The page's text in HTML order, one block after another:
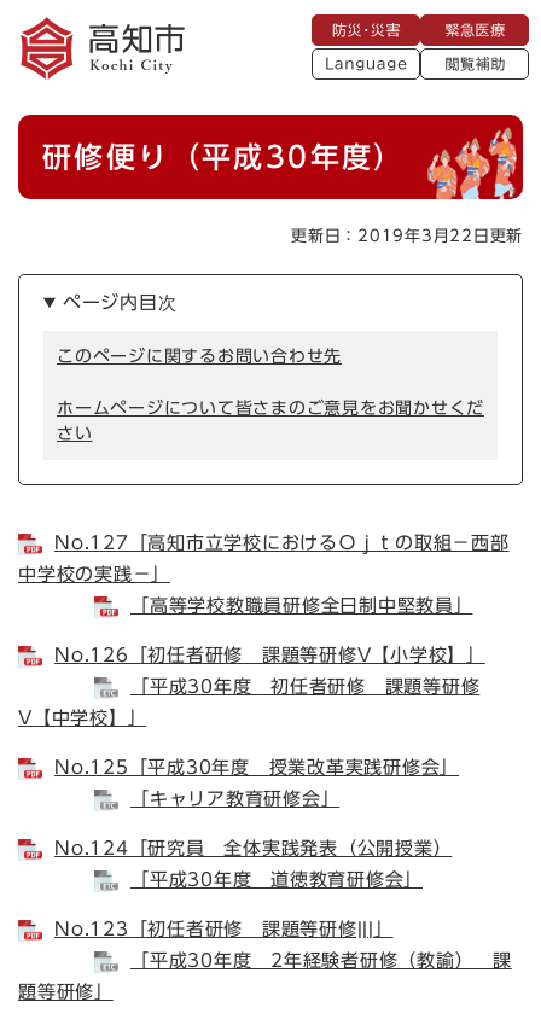
メニューを飛ばして本文へ
災
・
災
急
医
療
L
a
a
g
閲
助
本
研修便り（平成30年度）
更新日：2019年3月22日更新
ページ内目次
このページに関するお問い合わせ先
ホームページについて皆さまのご意見をお聞かせくだ
さい
No.127「高知市立学校におけるＯｊｔの取組－西部
中学校の実践－」
「高等学校教職員研修全日制中堅教員」
No.126「初任者研修 課題等研修V【小学校】」
「平成30年度 初任者研修 課題等研修
V【中学校】」
No.125「平成30年度 授業改革実践研修会」
「キャリア教育研修会」
No.124「研究員 全体実践発表（公開授業）
「平成30年度 道徳教育研修会」
No.123「初任者研修 課題等研修|||」
「平成30年度 2年経験者研修（教諭） 課
題等研修」